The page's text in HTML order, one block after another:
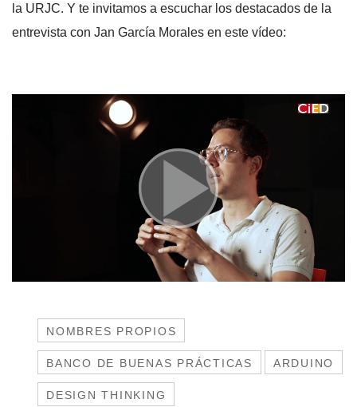
la URJC. Y te invitamos a escuchar los destacados de la
entrevista con Jan García Morales en este vídeo:
NOMBRES PROPIOS
BANCO DE BUENAS PRÁCTICAS ARDUINO
DESIGN THINKING